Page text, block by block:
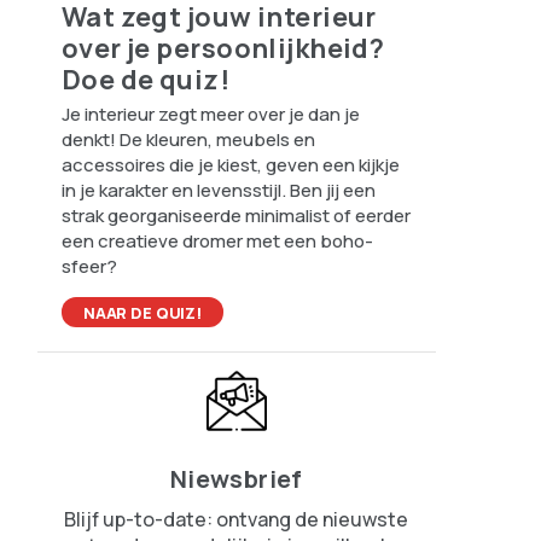
Wat zegt jouw interieur
over je persoonlijkheid?
Doe de quiz!
Je interieur zegt meer over je dan je
denkt! De kleuren, meubels en
accessoires die je kiest, geven een kijkje
in je karakter en levensstijl. Ben jij een
strak georganiseerde minimalist of eerder
een creatieve dromer met een boho-
sfeer?
NAAR DE QUIZ!
Niewsbrief
Blijf up-to-date: ontvang de nieuwste